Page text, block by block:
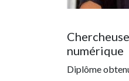
numérique
Diplôme